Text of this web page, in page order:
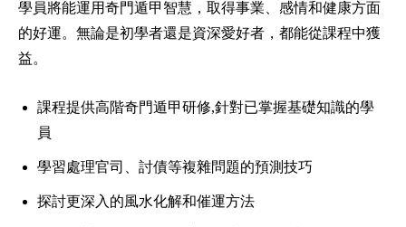
學員將能運用奇門遁甲智慧，取得事業、感情和健康方面
的好運。無論是初學者還是資深愛好者，都能從課程中獲
益。
課程提供高階奇門遁甲研修,針對已掌握基礎知識的學
員
學習處理官司、討債等複雜問題的預測技巧
探討更深入的風水化解和催運方法